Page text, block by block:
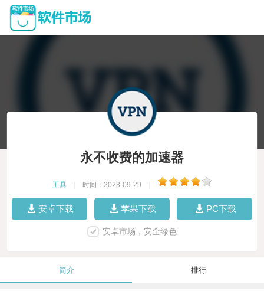
永不收费的加速器
工具 时间：2023-09-29
安卓下载 苹果下载 PC下载
安卓市场，安全绿色
简介 排行